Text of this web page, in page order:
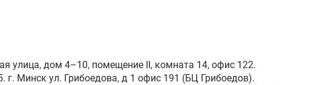
улица, дом 4–10, помещение II, комната 14, офис 122.
г. Минск ул. Грибоедова, д 1 офис 191 (БЦ Грибоедов).